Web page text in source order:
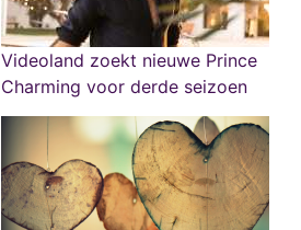
Videoland zoekt nieuwe Prince
Charming voor derde seizoen